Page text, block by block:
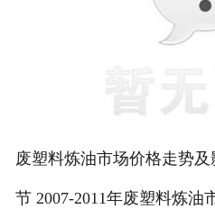
废塑料炼油市场价格走
节 2007-2011年废塑料